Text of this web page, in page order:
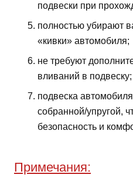
подвески при
полностью убирают
«кивки» автомобиля;
не требуют
вливаний в подвеску;
подвеска
собранной/упругой,
безопасность и
Примечания: